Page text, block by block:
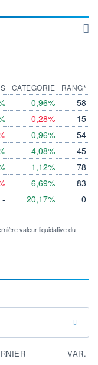
-
CATEGORIE
0,96%
-0,28%
0,96%
4,08%
1,12%
6,69%
20,17%
RANG*
58
15
54
45
78
83
0
valeur liquidative du
VAR.